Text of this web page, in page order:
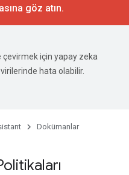
göz atın.
için yapay zeka
hata olabilir.
Dokümanlar